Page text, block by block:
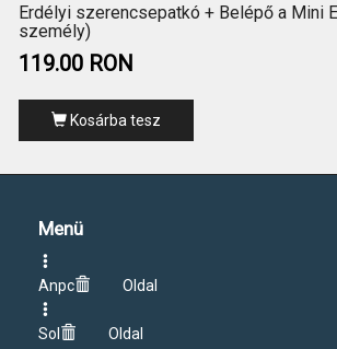
Erdélyi szerencsepatkó + Belépő a Mini
személy)
119.00 RON
Kosárba tesz
Menü
Anpc Oldal
Sol Oldal